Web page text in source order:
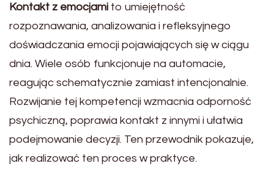
Kontakt z emocjami to umiejętność
rozpoznawania, analizowania i refleksyjnego
doświadczania emocji pojawiających się w ciągu
dnia. Wiele osób funkcjonuje na automacie,
reagując schematycznie zamiast intencjonalnie.
Rozwijanie tej kompetencji wzmacnia odporność
psychiczną, poprawia kontakt z innymi i ułatwia
podejmowanie decyzji. Ten przewodnik pokazuje,
jak realizować ten proces w praktyce.